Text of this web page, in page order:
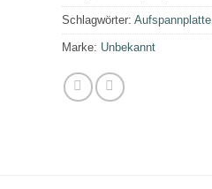
Schlagwörter: Aufspannplatte
Marke: Unbekannt